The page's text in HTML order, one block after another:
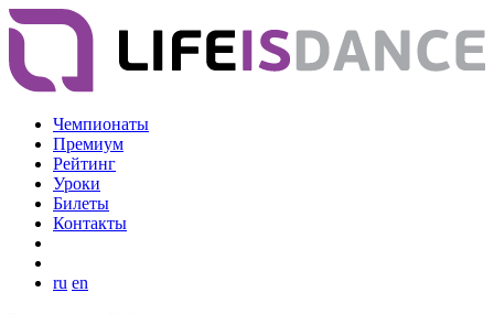
Чемпионаты
Премиум
Рейтинг
Уроки
Билеты
Контакты
ru en